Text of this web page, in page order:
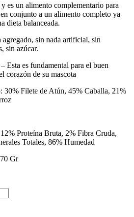
es un alimento complementario para
conjunto a un alimento completo ya
dieta balanceada.
sin nada artificial, sin
sin azúcar.
Esta es fundamental para el buen
corazón de su mascota
30% Filete de Atún, 45% Caballa, 21%
Proteína Bruta, 2% Fibra Cruda,
Totales, 86% Humedad